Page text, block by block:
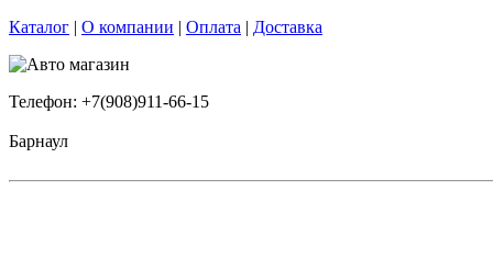
Каталог | О компании | Оплата | Доставка
Телефон: +7(908)911-66-15
Барнаул